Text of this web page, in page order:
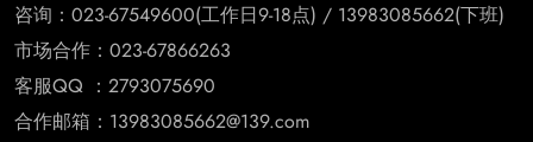
咨询：023-67549600(工作日9-18点) / 13983085662(下班)
市场合作：023-67866263
客服QQ ：2793075690
合作邮箱：13983085662@139.com